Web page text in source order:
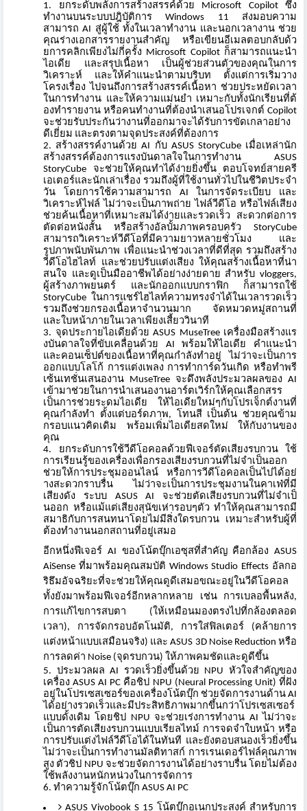
ยกระดับพลังการสร้างสรรค์ด้วย Microsoft Copilot ซึ่ง
ทำงานบนระบบปฎิบัติการ Windows 11 ส่งมอบความ
สามารถ AI สู่ผู้ใช้ ทั้งในเวลาทำงาน และนอกเวลางาน ช่วย
คุณร่างเอกสารรายงานสำคัญ หรือเขียนอีเมลตอบกลับด้ว
ยการคลิกเพียงไม่กี่ครั้ง Microsoft Copilot ก็สามารถแนะนำ
ไอเดีย และสรุปเนื้อหา เป็นผู้ช่วยส่วนตัวของคุณในการ
วิเคราะห์ และให้คำแนะนำตามบริบท ตั้งแต่การเริ่มวาง
โครงเรื่อง ไปจนถึงการสร้างสรรค์เนื้อหา ช่วยประหยัดเวลา
ในการทำงาน และให้ความแม่นยำ เหมาะกับทั้งนักเรียนที่ต้
องทำรายงาน หรือคนทำงานที่ต้องนำเสนอโปรเจกต์ Copilot
จะช่วยรับประกันว่างานที่ออกมาจะได้รับการขัดเกลาอย่าง
ดีเยี่ยม และตรงตามจุดประสงค์ที่ต้องการ
สร้างสรรค์งานด้วย AI กับ ASUS StoryCube เมื่อเหล่านัก
สร้างสรรค์ต้องการแรงบันดาลใจในการทำงาน ASUS
StoryCube จะช่วยให้คุณทำได้ง่ายยิ่งขึ้น ตอบโจทย์สายครี
เอเตอร์และนักเล่าเรื่อง รวมถึงผู้ที่ใช้งานทั่วไปในชีวิตประจำ
วัน โดยการใช้ความสามารถ AI ในการจัดระเบียบ และ
วิเคราะห์ไฟล์ ไม่ว่าจะเป็นภาพถ่าย ไฟล์วีดีโอ หรือไฟล์เสียง
ช่วยค้นเนื้อหาที่เหมาะสมได้ง่ายและรวดเร็ว สะดวกต่อการ
ตัดต่อหนังสั้น หรือสร้างอัลบั้มภาพครอบครัว StoryCube
สามารถวิเคราะห์วีดีโอที่มีความยาวหลายชั่วโมง และ
รูปภาพนับพันภาพ เพื่อแนะนำช่วงเวลาที่ดีที่สุด รวมถึงสร้าง
วีดีโอไฮไลท์ และช่วยปรับแต่งเสียง ให้คุณสร้างเนื้อหาที่น่า
สนใจ และดูเป็นมืออาชีพได้อย่างง่ายดาย สำหรับ vloggers,
ผู้สร้างภาพยนตร์ และนักออกแบบกราฟิก ก็สามารถใช้
StoryCube ในการแชร์ไฮไลท์ความทรงจำได้ ในเวลารวดเร็ว
รวมถึงช่วยกรองเนื้อหาจำนวนมาก จัดหมวดหมู่สถานที่
และใบหน้าภายในเวลาเพียงเสี้ยววินาที
จุดประกายไอเดียด้วย ASUS MuseTree เครื่องมือสร้างแร
งบันดาลใจที่ขับเคลื่อนด้วย AI พร้อมให้ไอเดีย คำแนะนำ
และคอนเซ็ปต์ของเนื้อหาที่คุณกำลังทำอยู่ ไม่ว่าจะเป็นการ
ออกแบบโลโก้ การแต่งเพลง การทำการ์ดวันเกิด หรือทำพรี
เซ้นเทชั่นเสนองาน MuseTree จะดึงพลังประมวลผลของ AI
เข้ามาช่วยในการนำเสนองานอาร์ตเวิร์กให้คุณเลือกสรร
เป็นการช่วยระดมไอเดีย ให้ไอเดียใหม่ๆกับโปรเจ็กต์งานที่
คุณกำลังทำ ตั้งแต่บอร์ดภาพ, โทนสี เป็นต้น ช่วยคุณข้าม
กรอบแนวคิดเดิม พร้อมเพิ่มไอเดียสดใหม่ ให้กับงานของ
คุณ
ยกระดับการใช้วีดีโอคอลด้วยฟีเจอร์ตัดเสียงรบกวน ใช้
การเรียนรู้ของเครื่องเพื่อกรองเสียงรบกวนที่ไม่จำเป็นออก
ช่วยให้การประชุมออนไลน์ หรือการวีดีโอคอลเป็นไปได้อย่
างสะดวกราบรื่น ไม่ว่าจะเป็นการประชุมงานในคาเฟ่ที่มี
เสียงดัง ระบบ ASUS AI จะช่วยตัดเสียงรบกวนที่ไม่จำเป็
นออก หรือแม้แต่เสียงสุนัขเห่ารอบๆตัว ทำให้คุณสามารถมี
สมาธิกับการสนทนาโดยไม่มีสิ่งใดรบกวน เหมาะสำหรับผู้ที่
ต้องทำงานนอกสถานที่อยู่เสมอ
อีกหนึ่งฟีเจอร์ AI ของโน้ตบุ๊กเอซุสที่สำคัญ คือกล้อง ASUS
AiSense ที่มาพร้อมคุณสมบัติ Windows Studio Effects อัลกอ
ริธึมอัจฉริยะที่จะช่วยให้คุณดูดีเสมอขณะอยู่ในวีดีโอคอล
ทั้งยังมาพร้อมฟีเจอร์อีกหลากหลาย เช่น การเบลอพื้นหลัง,
การแก้ไขการสบตา (ให้เหมือนมองตรงไปที่กล้องตลอด
เวลา), การจัดกรอบอัตโนมัติ, การใส่ฟิลเตอร์ (คล้ายการ
แต่งหน้าแบบเสมือนจริง) และ ASUS 3D Noise Reduction หรือ
การลดค่า Noise (จุดรบกวน) ให้ภาพคมชัดและดูดีขึ้น
ประมวลผล AI รวดเร็วยิ่งขึ้นด้วย NPU หัวใจสำคัญของ
เครื่อง ASUS AI PC คือชิป NPU (Neural Processing Unit) ที่ฝัง
อยู่ในโปรเซสเซอร์ของเครื่องโน้ตบุ๊ก ช่วยจัดการงานด้าน AI
ได้อย่างรวดเร็วและมีประสิทธิภาพมากขึ้นกว่าโปรเซสเซอร์
แบบดั้งเดิม โดยชิป NPU จะช่วยเร่งการทำงาน AI ไม่ว่าจะ
เป็นการตัดเสียงรบกวนแบบเรียลไทม์ การจดจำใบหน้า หรือ
การปรับแต่งไฟล์วีดีโอได้ ในทันที และยังตอบสนองเร็วยิ่งขึ้น
ไม่ว่าจะเป็นการทำงานมัลติทาสก์ การเรนเดอร์ไฟล์คุณภาพ
สูง ตัวชิป NPU จะช่วยจัดการงานได้อย่างราบรื่น โดยไม่ต้อง
ใช้พลังงานหนักหน่วงในการจัดการ
ทำความรู้จักโน้ตบุ๊ก ASUS AI PC
ASUS Vivobook S 15 โน้ตบุ๊กอเนกประสงค์ สำหรับการ